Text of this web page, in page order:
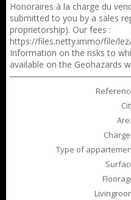
Honoraires à la charge du
submitted to you by a sales
proprietorship). Our fees :
https://files.netty.immo/file/
Information on the risks to
available on the Geohazards
Type of